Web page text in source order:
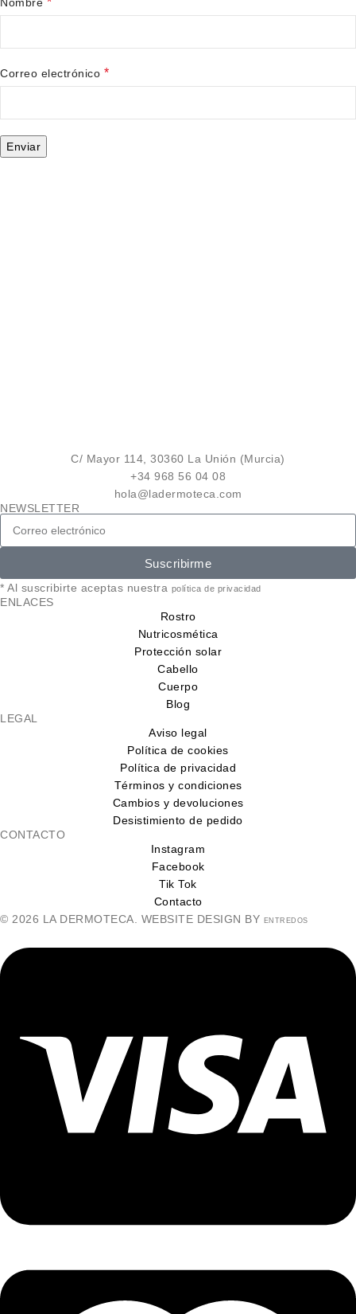
Nombre
Correo electrónico *
C/ Mayor 114, 30360 La Unión (Murcia)
+34 968 56 04 08
hola@ladermoteca.com
NEWSLETTER
Suscribirme
* Al suscribirte aceptas nuestra política de privacidad
ENLACES
Rostro
Nutricosmética
Protección solar
Cabello
Cuerpo
Blog
LEGAL
Aviso legal
Política de cookies
Política de privacidad
Términos y condiciones
Cambios y devoluciones
Desistimiento de pedido
CONTACTO
Instagram
Facebook
Tik Tok
Contacto
© 2026 LA DERMOTECA. WEBSITE DESIGN BY ENTREDOS